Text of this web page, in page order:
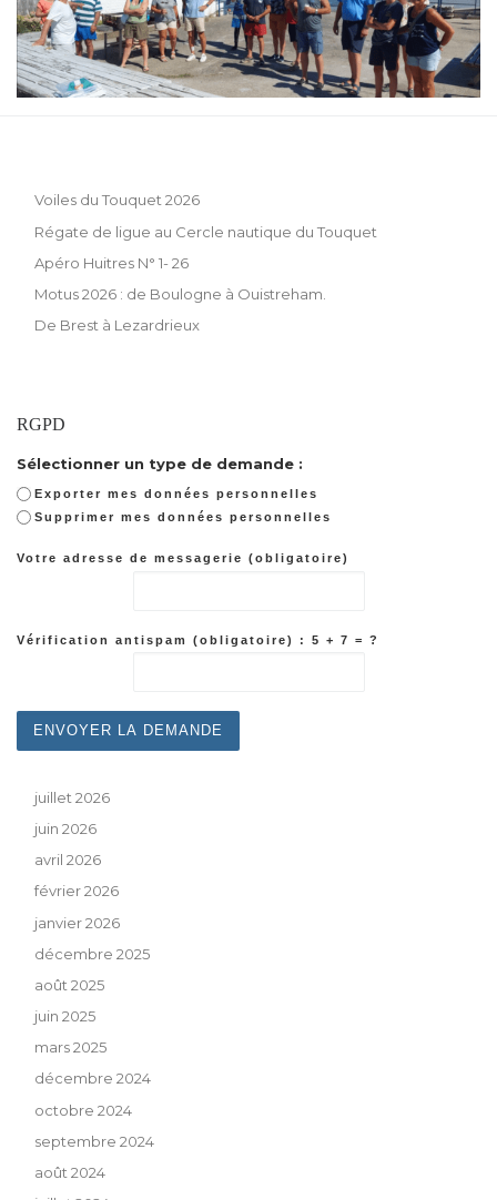
Voiles du Touquet 2026
Régate de ligue au Cercle nautique du Touquet
Apéro Huitres N° 1- 26
Motus 2026 : de Boulogne à Ouistreham.
De Brest à Lezardrieux
RGPD
Sélectionner un type de demande :
Exporter mes données personnelles
Supprimer mes données personnelles
Votre adresse de messagerie (obligatoire)
Vérification antispam (obligatoire) : 5 + 7 = ?
juillet 2026
juin 2026
avril 2026
février 2026
janvier 2026
décembre 2025
août 2025
juin 2025
mars 2025
décembre 2024
octobre 2024
septembre 2024
août 2024